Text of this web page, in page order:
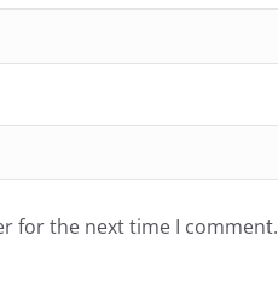
for the next time I comment.